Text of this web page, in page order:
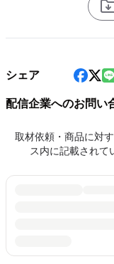
シェア
配信企業へのお問い
取材依頼・商品に対
ス内に記載されて